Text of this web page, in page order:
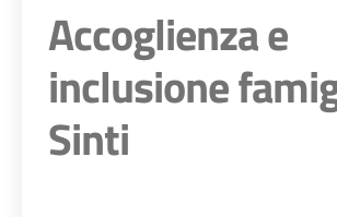
Accoglienza e
inclusione
Sinti